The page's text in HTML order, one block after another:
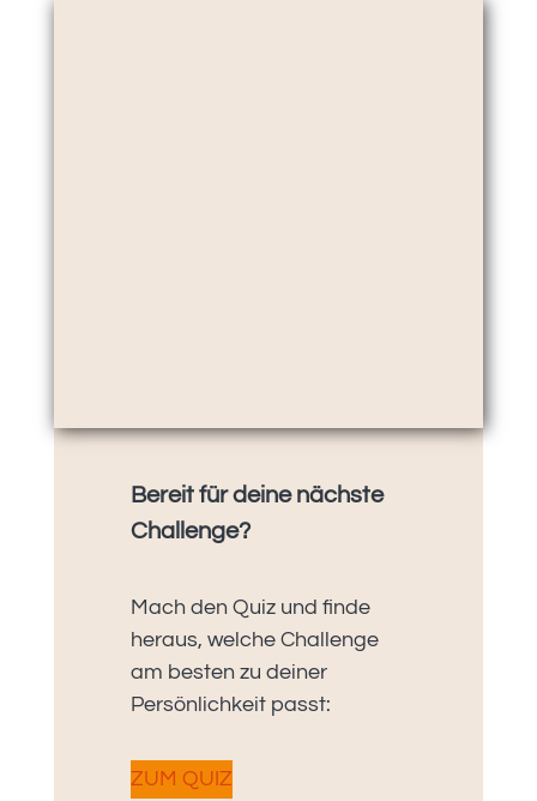
Bereit für deine nächste
Challenge?
Mach den Quiz und finde
heraus, welche Challenge
am besten zu deiner
Persönlichkeit passt:
ZUM QUIZ